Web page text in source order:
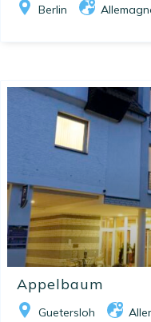
Berlin
Appelbaum
Guetersloh